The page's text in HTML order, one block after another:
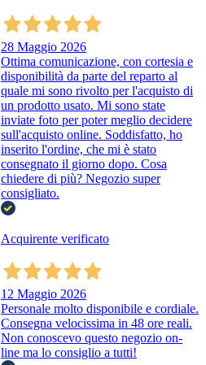
28 Maggio 2026
Ottima comunicazione, con cortesia e
disponibilità da parte del reparto al
quale mi sono rivolto per l'acquisto di
un prodotto usato. Mi sono state
inviate foto per poter meglio decidere
sull'acquisto online. Soddisfatto, ho
inserito l'ordine, che mi è stato
consegnato il giorno dopo. Cosa
chiedere di più? Negozio super
consigliato.
Acquirente verificato
12 Maggio 2026
Personale molto disponibile e cordiale.
Consegna velocissima in 48 ore reali.
Non conoscevo questo negozio on-
line ma lo consiglio a tutti!